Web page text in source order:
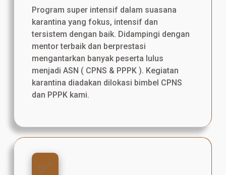
Program super intensif dalam suasana
karantina yang fokus, intensif dan
tersistem dengan baik. Didampingi dengan
mentor terbaik dan berprestasi
mengantarkan banyak peserta lulus
menjadi ASN ( CPNS & PPPK ). Kegiatan
karantina diadakan dilokasi bimbel CPNS
dan PPPK kami.
✅️